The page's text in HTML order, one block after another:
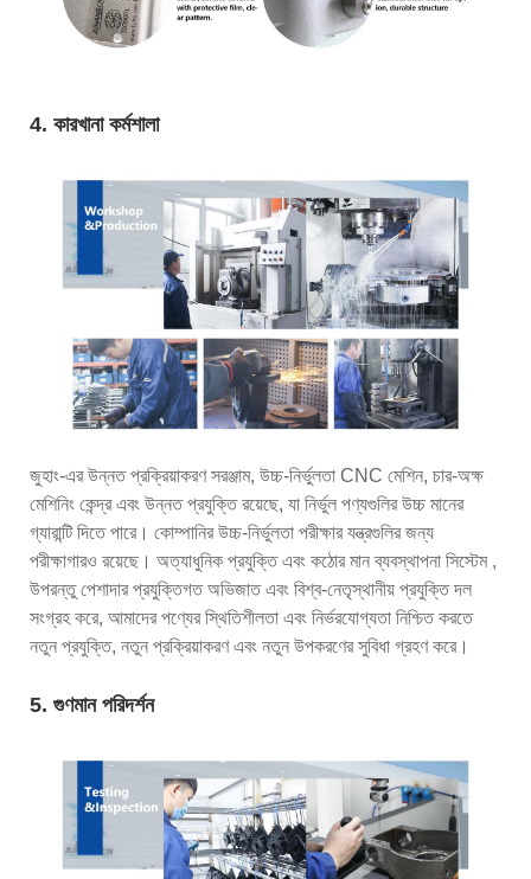
4. কারখানা কর্মশালা
জুহাং-এর উন্নত প্রক্রিয়াকরণ সরঞ্জাম, উচ্চ-নির্ভুলতা CNC মেশিন, চার-অক্ষ
মেশিনিং কেন্দ্র এবং উন্নত প্রযুক্তি রয়েছে, যা নির্ভুল পণ্যগুলির উচ্চ মানের
গ্যারান্টি দিতে পারে। কোম্পানির উচ্চ-নির্ভুলতা পরীক্ষার যন্ত্রগুলির জন্য
পরীক্ষাগারও রয়েছে। অত্যাধুনিক প্রযুক্তি এবং কঠোর মান ব্যবস্থাপনা সিস্টেম ,
উপরন্তু পেশাদার প্রযুক্তিগত অভিজাত এবং বিশ্ব-নেতৃস্থানীয় প্রযুক্তি দল
সংগ্রহ করে, আমাদের পণ্যের স্থিতিশীলতা এবং নির্ভরযোগ্যতা নিশ্চিত করতে
নতুন প্রযুক্তি, নতুন প্রক্রিয়াকরণ এবং নতুন উপকরণের সুবিধা গ্রহণ করে।
5. গুণমান পরিদর্শন